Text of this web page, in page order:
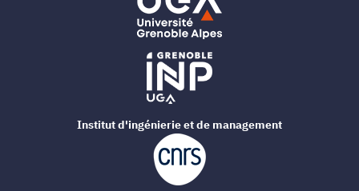
Institut d'ingénierie et de management